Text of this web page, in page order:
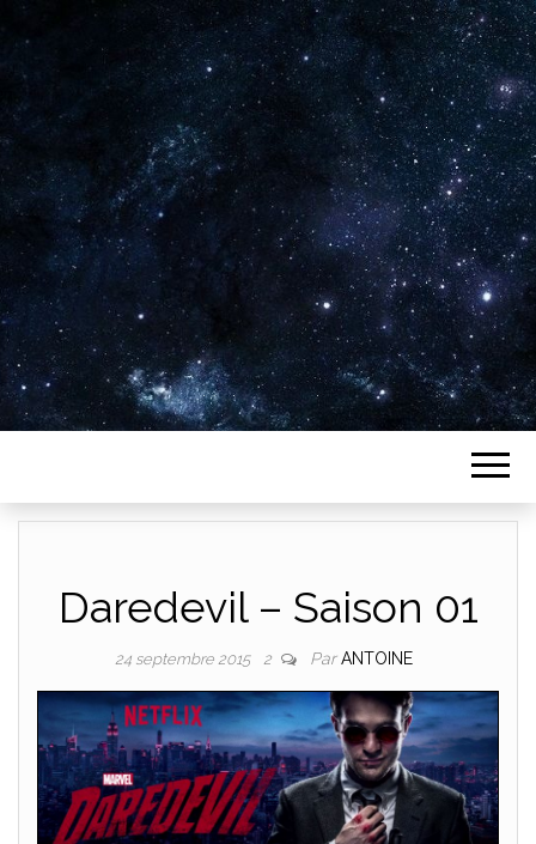
Plus de 2800 critiques de films
Daredevil – Saison 01
24 septembre 2015 2 ParANTOINE